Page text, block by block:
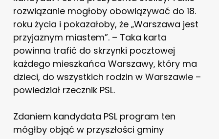
rozwiązanie mogłoby obowiązywać do 18.
roku życia i pokazałoby, że „Warszawa jest
przyjaznym miastem”. – Taka karta
powinna trafić do skrzynki pocztowej
każdego mieszkańca Warszawy, który ma
dzieci, do wszystkich rodzin w Warszawie –
powiedział rzecznik PSL.
Zdaniem kandydata PSL program ten
mógłby objąć w przyszłości gminy